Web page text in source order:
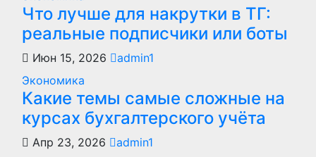
Что лучше для накрутки в ТГ:
реальные подписчики или боты
Июн 15, 2026
admin1
Экономика
Какие темы самые сложные на
курсах бухгалтерского учёта
Апр 23, 2026
admin1